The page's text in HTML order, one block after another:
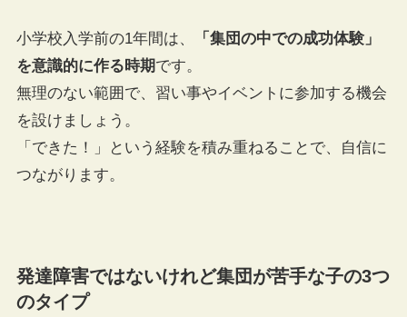
小学校入学前の1年間は、
「集団の中での成功体験」
を意識的に作る時期です。
無理のない範囲で、習い事やイベントに参加する機会
を設けましょう。
「できた！」という経験を積み重ねることで、自信に
つながります。
発達障害ではないけれど集団が苦手な子の3つ
のタイプ